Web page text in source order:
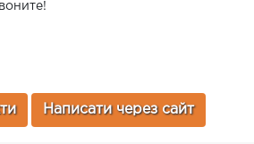
Написати через сайт